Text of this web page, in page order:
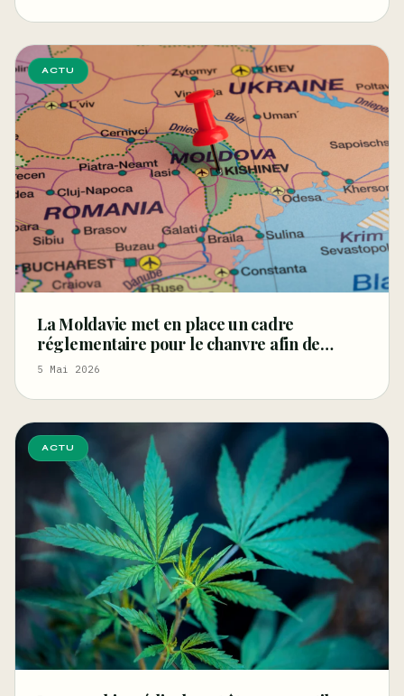
ACTU
La Moldavie met en place un cadre
réglementaire pour le chanvre afin de
relancer les filières de la fibre et des graines
5 Mai 2026
ACTU